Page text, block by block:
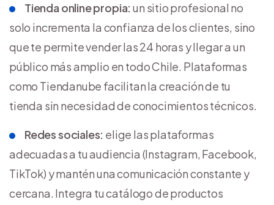
Tienda online propia: un sitio profesional no
solo incrementa la confianza de los clientes, sino
que te permite vender las 24 horas y llegar a un
público más amplio en todo Chile. Plataformas
como Tiendanube facilitan la creación de tu
tienda sin necesidad de conocimientos técnicos.
Redes sociales: elige las plataformas
adecuadas a tu audiencia (Instagram, Facebook,
TikTok) y mantén una comunicación constante y
cercana. Integra tu catálogo de productos